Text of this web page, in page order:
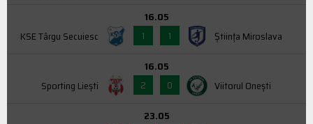
KSE Târgu Secuiesc
16.05
1
1 Știința Miroslava
Sporting Liești
16.05
2
0 Viitorul Onești
23.05